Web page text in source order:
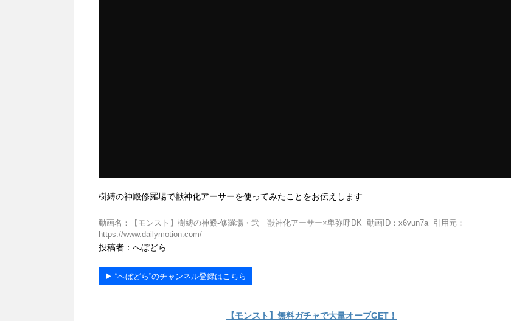
樹縛の神殿修羅場で獣神化アーサーを使ってみたことをお伝えします
動画名：【モンスト】樹縛の神殿-修羅場・弐 獣神化アーサー×卑弥呼DK 動画ID：x6vun7a 引用元：
https://www.dailymotion.com/
投稿者：へぼどら
▶︎ “へぼどら”のチャンネル登録はこちら
【モンスト】無料ガチャで大量オーブGET！